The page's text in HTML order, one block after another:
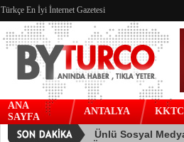
Türkçe En İyi İnternet Gazetesi
ANA
SAYFA
ANTALYA KKTC